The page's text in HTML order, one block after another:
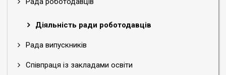
Діяльність ради роботодавців
Рада випускників
Співпраця із закладами освіти